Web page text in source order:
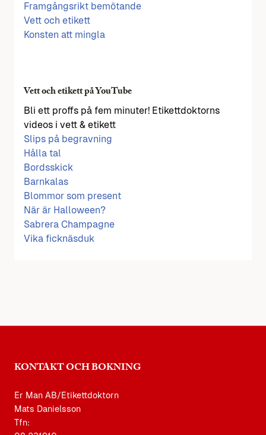
Framgångsrikt bemötande
Vett och etikett
Konsten att mingla
Vett och etikett på YouTube
Bli ett proffs på fem minuter! Etikettdoktorns
videos i vett & etikett
Slips på begravning
Hålla tal
Bordsskick
Barnkalas
Blommor som present
När är Halloween?
Sabrera Champagne
Vika ficknäsduk
KONTAKT OCH BOKNING
Er Man AB/Etikettdoktorn
Mats Danielsson
Tfn: